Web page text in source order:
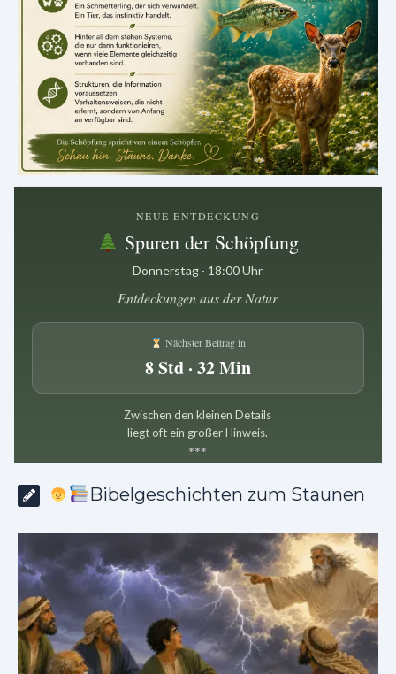
.
NEUE ENTDECKUNG
Spuren der Schöpfung
Donnerstag · 18:00 Uhr
Entdeckungen aus der Natur
Nächster Beitrag in
8 Std · 32 Min
Zwischen den kleinen Details
liegt oft ein großer Hinweis.
***
Bibelgeschichten zum Staunen